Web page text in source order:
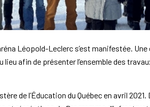
Léopold-Leclerc s’est manifestée.
afin de présenter l’ensemble des
de l’Éducation du Québec en avril